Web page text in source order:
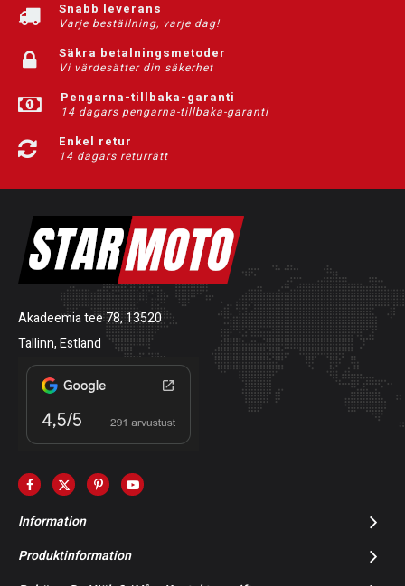
Snabb leverans
Varje beställning, varje dag!
Säkra betalningsmetoder
Vi värdesätter din säkerhet
Pengarna-tillbaka-garanti
14 dagars pengarna-tillbaka-garanti
Enkel retur
14 dagars returrätt
Akadeemia tee 78, 13520
Tallinn, Estland
Information
Produktinformation